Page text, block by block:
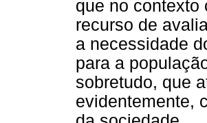
que no contexto
recurso de
a necessidade
para a
sobretudo, que
evidentemente,